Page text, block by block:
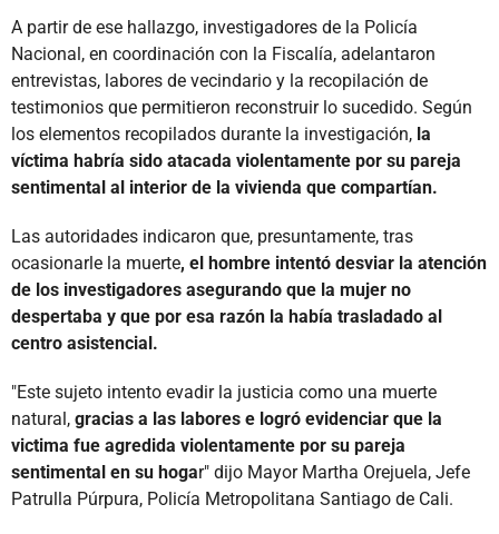
A partir de ese hallazgo, investigadores de la Policía
Nacional, en coordinación con la Fiscalía, adelantaron
entrevistas, labores de vecindario y la recopilación de
testimonios que permitieron reconstruir lo sucedido. Según
los elementos recopilados durante la investigación, la
víctima habría sido atacada violentamente por su pareja
sentimental al interior de la vivienda que compartían.
Las autoridades indicaron que, presuntamente, tras
ocasionarle la muerte, el hombre intentó desviar la atención
de los investigadores asegurando que la mujer no
despertaba y que por esa razón la había trasladado al
centro asistencial.
"Este sujeto intento evadir la justicia como una muerte
natural, gracias a las labores e logró evidenciar que la
victima fue agredida violentamente por su pareja
sentimental en su hogar" dijo Mayor Martha Orejuela, Jefe
Patrulla Púrpura, Policía Metropolitana Santiago de Cali.